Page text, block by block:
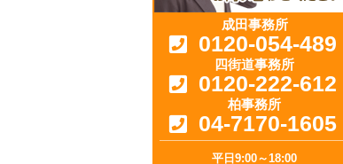
成田事務所
0120-054-489
四街道事務所
0120-222-612
柏事務所
04-7170-1605
平日9:00～18:00